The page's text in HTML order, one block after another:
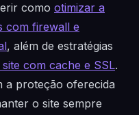
como otimizar a
com firewall e
, além de estratégias
com cache e SSL.
a proteção oferecida
o site sempre